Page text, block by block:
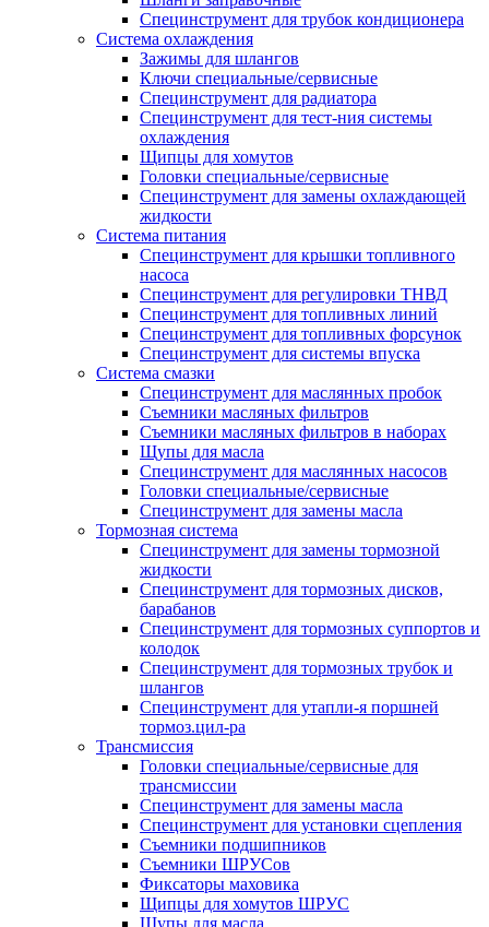
Специнструмент для трубок кондиционера
Система охлаждения
Зажимы для шлангов
Ключи специальные/сервисные
Специнструмент для радиатора
Специнструмент для тест-ния системы
охлаждения
Щипцы для хомутов
Головки специальные/сервисные
Специнструмент для замены охлаждающей
жидкости
Система питания
Специнструмент для крышки топливного
насоса
Специнструмент для регулировки ТНВД
Специнструмент для топливных линий
Специнструмент для топливных форсунок
Специнструмент для системы впуска
Система смазки
Специнструмент для маслянных пробок
Съемники масляных фильтров
Съемники масляных фильтров в наборах
Щупы для масла
Специнструмент для маслянных насосов
Головки специальные/сервисные
Специнструмент для замены масла
Тормозная система
Специнструмент для замены тормозной
жидкости
Специнструмент для тормозных дисков,
барабанов
Специнструмент для тормозных суппортов и
колодок
Специнструмент для тормозных трубок и
шлангов
Специнструмент для утапли-я поршней
тормоз.цил-ра
Трансмиссия
Головки специальные/сервисные для
трансмиссии
Специнструмент для замены масла
Специнструмент для установки сцепления
Съемники подшипников
Съемники ШРУСов
Фиксаторы маховика
Щипцы для хомутов ШРУС
Щупы для масла